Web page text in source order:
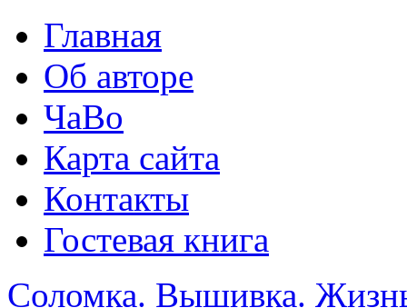
Главная
Об авторе
ЧаВо
Карта сайта
Контакты
Гостевая книга
Соломка. Вышивка.